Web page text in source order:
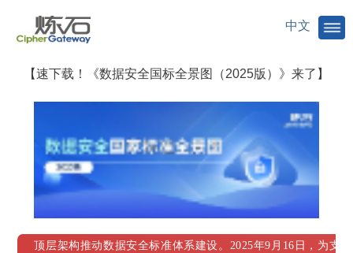
中文
【速下载！《数据安全国标全景图（2025版）》来了】
顶层架构推动数据安全标准体系建设。2025年9月16日，为支